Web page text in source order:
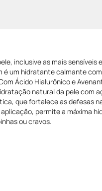
inclusive as mais sensíveis e
é um hidratante calmante
Ácido Hialurônico e
natural da pele com
que fortalece as defesas
permite a máxima
ou cravos.